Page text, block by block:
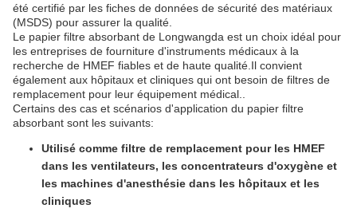
été certifié par les fiches de données de sécurité des matériaux
(MSDS) pour assurer la qualité.
Le papier filtre absorbant de Longwangda est un choix idéal pour
les entreprises de fourniture d'instruments médicaux à la
recherche de HMEF fiables et de haute qualité.Il convient
également aux hôpitaux et cliniques qui ont besoin de filtres de
remplacement pour leur équipement médical..
Certains des cas et scénarios d'application du papier filtre
absorbant sont les suivants:
Utilisé comme filtre de remplacement pour les HMEF
dans les ventilateurs, les concentrateurs d'oxygène et
les machines d'anesthésie dans les hôpitaux et les
cliniques